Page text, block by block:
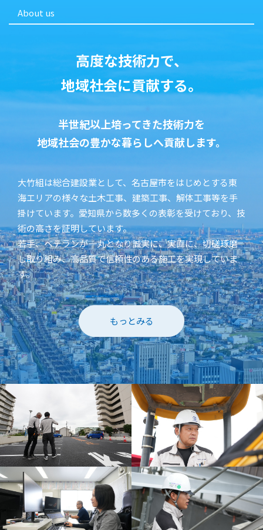
About us
高度な技術力で、
地域社会に貢献する。
半世紀以上培ってきた技術力を
地域社会の豊かな暮らしへ貢献します。
大竹組は総合建設業として、名古屋市をはじめとする東
海エリアの様々な土木工事、建築工事、解体工事等を手
掛けています。愛知県から数多くの表彰を受けており、技
術の高さを証明しています。
若手、ベテランが一丸となり誠実に、実直に、切磋琢磨
し取り組み、高品質で信頼性のある施工を実現していま
す。
もっとみる